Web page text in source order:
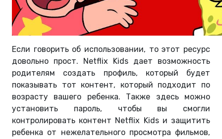
Если говорить об использовании, то этот ресурс
довольно прост. Netflix Kids дает возможность
родителям создать профиль, который будет
показывать тот контент, который подходит по
возрасту вашего ребенка. Также здесь можно
установить пароль, чтобы вы смогли
контролировать контент Netflix Kids и защитить
ребенка от нежелательного просмотра фильмов,